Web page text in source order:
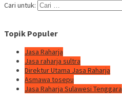
Cari untuk:
Topik Populer
Jasa Raharja
Jasa raharja sultra
Direktur Utama Jasa Raharja
Asmawa tosepu
Jasa Raharja Sulawesi Tenggara